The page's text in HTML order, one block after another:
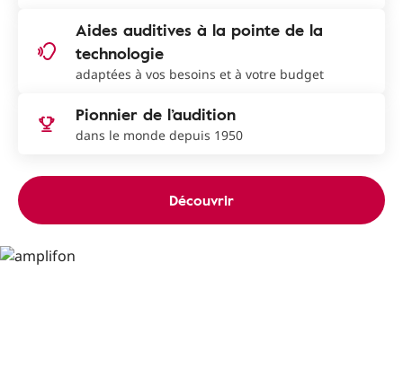
Aides auditives à la pointe de la
technologie
adaptées à vos besoins et à votre budget
Pionnier de l’audition
dans le monde depuis 1950
Découvrir